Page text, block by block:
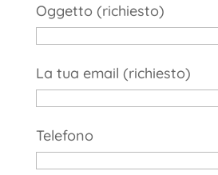
Oggetto (richiesto)
La tua email (richiesto)
Telefono